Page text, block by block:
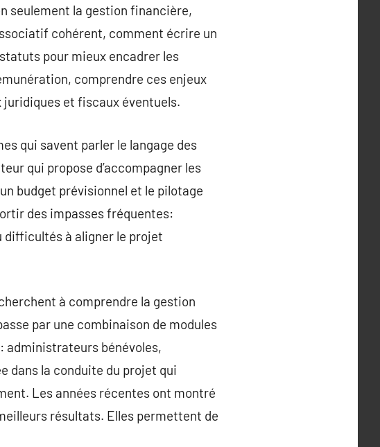
seulement la gestion financière,
cohérent, comment écrire un
pour mieux encadrer les
comprendre ces enjeux
juridiques et fiscaux éventuels.
qui savent parler le langage des
qui propose d’accompagner les
budget prévisionnel et le pilotage
des impasses fréquentes:
difficultés à aligner le projet
à comprendre la gestion
par une combinaison de modules
administrateurs bénévoles,
dans la conduite du projet qui
Les années récentes ont montré
résultats. Elles permettent de